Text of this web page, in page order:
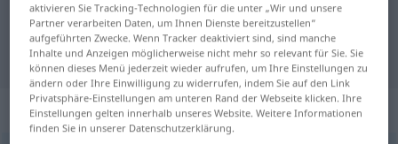
"sjofel"
"sjofel" Deutsch Übersetzung
„sjofel“
aktivieren Sie Tracking-Technologien für die unter „Wir und unsere
Partner verarbeiten Daten, um Ihnen Dienste bereitzustellen“
aufgeführten Zwecke. Wenn Tracker deaktiviert sind, sind manche
Inhalte und Anzeigen möglicherweise nicht mehr so relevant für Sie. Sie
können dieses Menü jederzeit wieder aufrufen, um Ihre Einstellungen zu
ändern oder Ihre Einwilligung zu widerrufen, indem Sie auf den Link
Privatsphäre-Einstellungen am unteren Rand der Webseite klicken. Ihre
Einstellungen gelten innerhalb unseres Website. Weitere Informationen
finden Sie in unserer Datenschutzerklärung.